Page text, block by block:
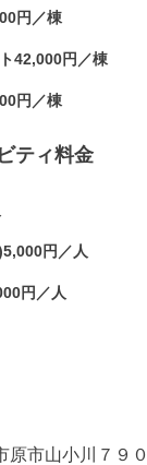
円／棟
42,000円／棟
円／棟
ティ料金
円／人
円／人
原市山小川７９０